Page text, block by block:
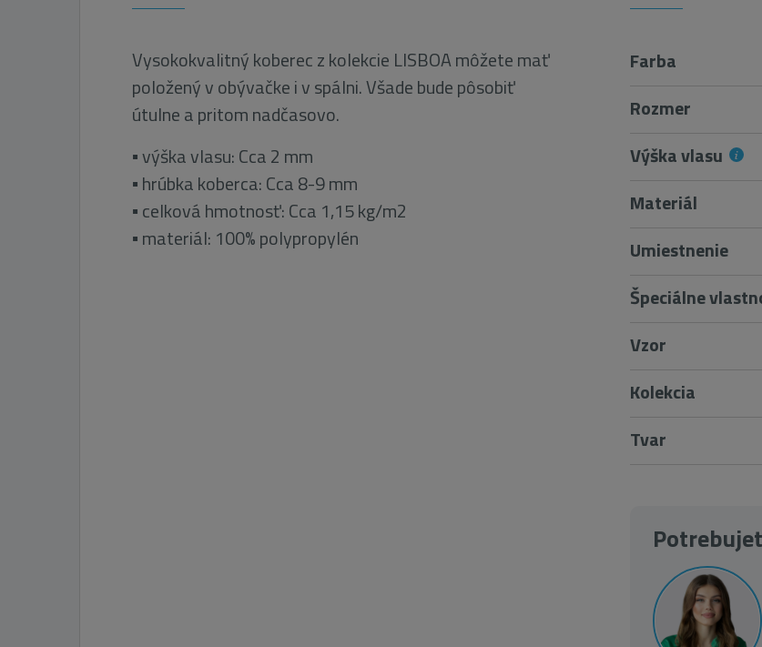
Vysokokvalitný koberec z kolekcie LISBOA môžete mať
položený v obývačke i v spálni. Všade bude pôsobiť
útulne a pritom nadčasovo.
▪ výška vlasu: Cca 2 mm
▪ hrúbka koberca: Cca 8-9 mm
▪ celková hmotnosť: Cca 1,15 kg/m2
▪ materiál: 100% polypropylén
Farba
Rozmer
Výška vlasu
Materiál
Umiestnenie
Špeciálne
Vzor
Kolekcia
Tvar